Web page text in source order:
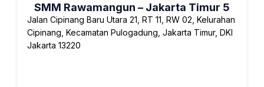
SMM Rawamangun – Jakarta Timur 5
Jalan Cipinang Baru Utara 21, RT 11, RW 02, Kelurahan
Cipinang, Kecamatan Pulogadung, Jakarta Timur, DKI
Jakarta 13220